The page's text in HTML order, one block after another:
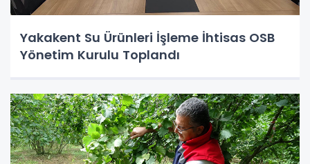
Yakakent Su Ürünleri İşleme İhtisas OSB
Yönetim Kurulu Toplandı